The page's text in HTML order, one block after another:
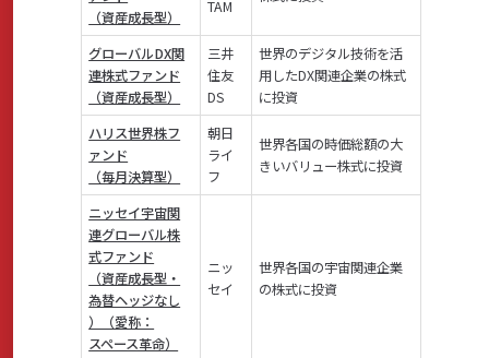
（資産成長型）
TAM
グローバルDX関
連株式ファンド
（資産成長型）
三井
住友
DS
世界のデジタル技術を活
用したDX関連企業の株式
に投資
ハリス世界株フ
ァンド
（毎月決算型）
朝日
ライ
フ
世界各国の時価総額の大
きいバリュー株式に投資
ニッセイ宇宙関
連グローバル株
式ファンド
（資産成長型・
為替ヘッジなし
）（愛称：
スペース革命）
ニッ
セイ
世界各国の宇宙関連企業
の株式に投資